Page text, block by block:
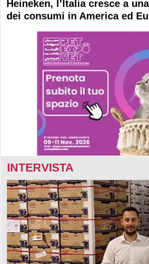
Heineken, l’Italia cresce a
dei consumi in America ed
INTERVISTA